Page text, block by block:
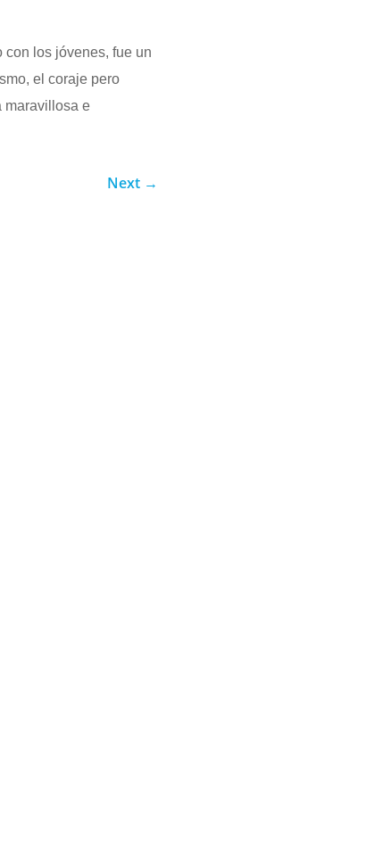
con los jóvenes, fue un
el coraje pero
maravillosa e
Next →